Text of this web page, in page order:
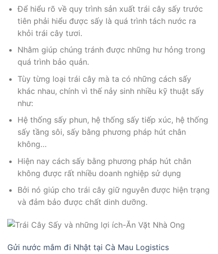
Để hiểu rõ về quy trình sản xuất trái cây sấy trước
tiên phải hiểu được sấy là quá trình tách nước ra
khỏi trái cây tươi.
Nhằm giúp chúng tránh được những hư hỏng trong
quá trình bảo quản.
Tùy từng loại trái cây mà ta có những cách sấy
khác nhau, chính vì thế nảy sinh nhiều kỹ thuật sấy
như:
Hệ thống sấy phun, hệ thống sấy tiếp xúc, hệ thống
sấy tầng sôi, sấy bằng phương pháp hút chân
không…
Hiện nay cách sấy bằng phương pháp hút chân
không được rất nhiều doanh nghiệp sử dụng
Bởi nó giúp cho trái cây giữ nguyên được hiện trạng
và đảm bảo được chất dinh dưỡng.
Gửi nước mắm đi Nhật tại Cà Mau Logistics